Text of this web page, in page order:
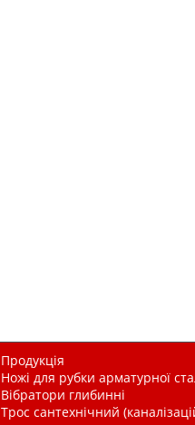
Продукція
Ножі для рубки арматурної
Вібратори глибинні
Трос сантехнічний